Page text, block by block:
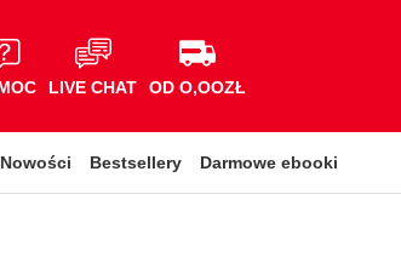
LIVE CHAT OD O,OOZŁ
Nowości Bestsellery Darmowe ebooki